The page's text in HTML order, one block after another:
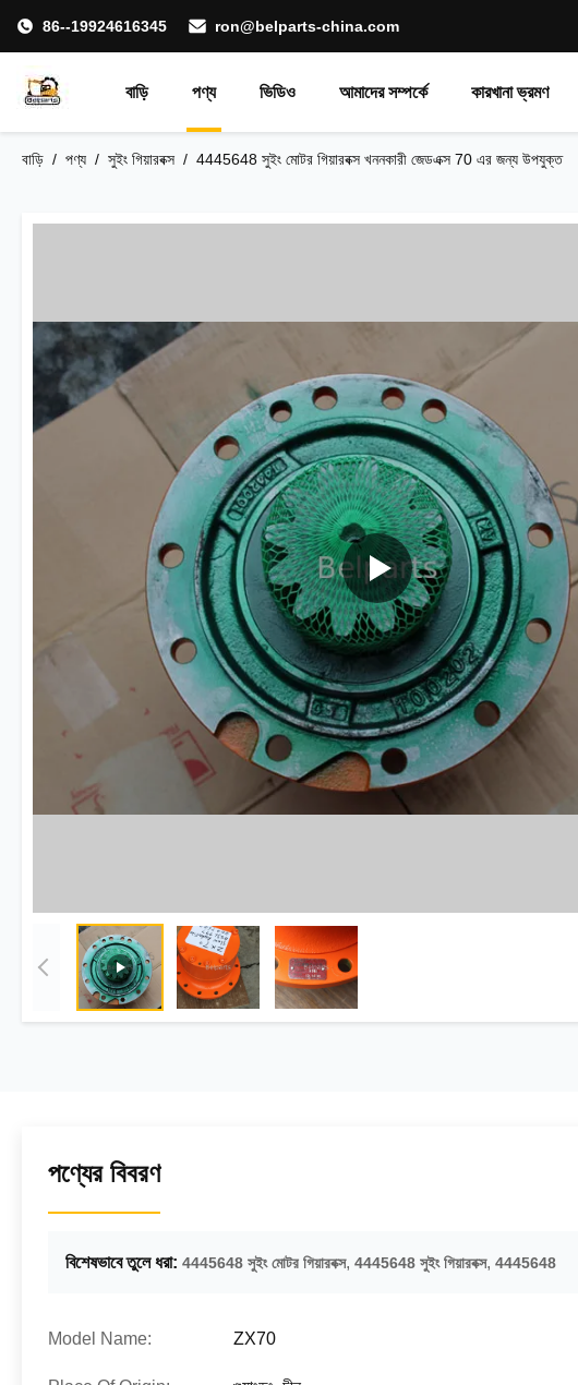
86--19924616345 ron@belparts-china.com
বাড়ি পণ্য ভিডিও আমাদের সম্পর্কে কারখানা ভ্রমণ
বাড়ি / পণ্য / সুইং গিয়ারবক্স / 4445648 সুইং মোটর গিয়ারবক্স খননকারী জেডএক্স 70 এর জন্য উপযুক্ত
পণ্যের বিবরণ
বিশেষভাবে তুলে ধরা: 4445648 সুইং মোটর গিয়ারবক্স, 4445648 সুইং গিয়ারবক্স, 4445648
Model Name: ZX70